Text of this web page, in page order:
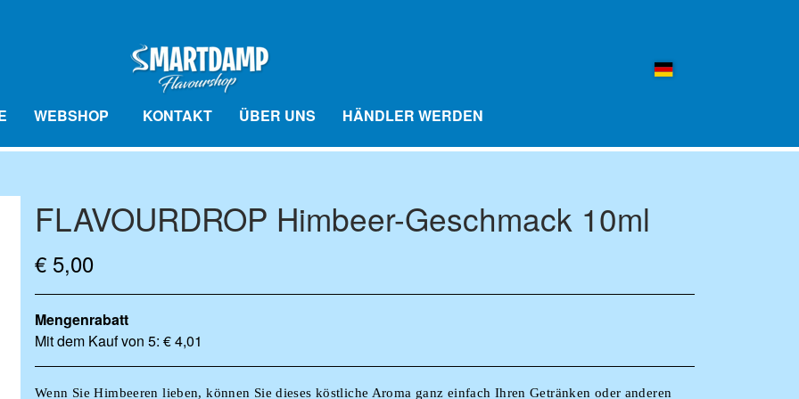
WEBSHOP
AROMAKUGELN
FLAVOURBALL GESCHMACKSKUGELN 10ER PACK
BASE VÆSKE
KONTAKT ÜBER UNS HÄNDLER WERDEN
FLAVOURDROP Himbeer-Geschmack 10ml
€ 5,00
Mengenrabatt
Mit dem Kauf von 5: € 4,01
Wenn Sie Himbeeren lieben, können Siedieses köstliche Aroma ganz einfach Ihren Getränken oder anderen